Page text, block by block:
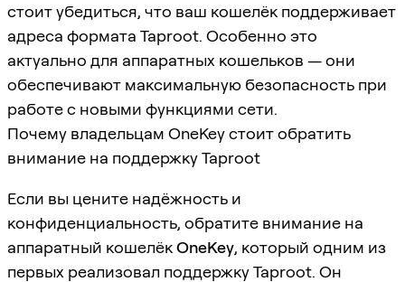
стоит убедиться, что ваш кошелёк поддерживает
адреса формата Taproot. Особенно это
актуально для аппаратных кошельков — они
обеспечивают максимальную безопасность при
работе с новыми функциями сети.
Почему владельцам OneKey стоит обратить
внимание на поддержку Taproot
Если вы цените надёжность и
конфиденциальность, обратите внимание на
аппаратный кошелёкOneKey, который одним из
первых реализовал поддержку Taproot. Он